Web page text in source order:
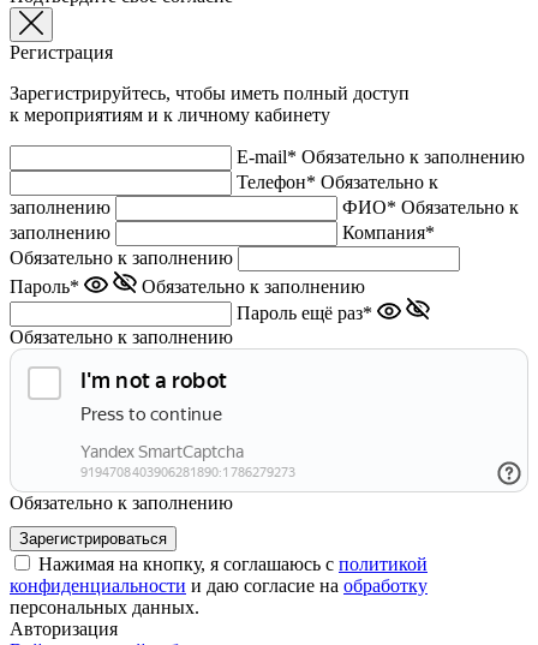
Регистрация
Зарегистрируйтесь, чтобы иметь полный доступ
к мероприятиям и к личному кабинету
E-mail* Обязательно к заполнению
Телефон* Обязательно к
заполнению
ФИО* Обязательно к
заполнению
Компания*
Обязательно к заполнению
Пароль*
Обязательно к заполнению
Пароль ещё раз*
Обязательно к заполнению
Обязательно к заполнению
Нажимая на кнопку, я соглашаюсь с политикой
конфиденциальности и даю согласие на обработку
персональных данных.
Авторизация